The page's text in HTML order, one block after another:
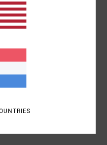
achter van ANP-